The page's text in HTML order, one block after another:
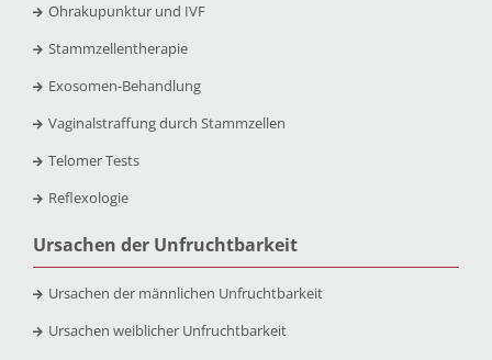
Ohrakupunktur und IVF
Stammzellentherapie
Exosomen-Behandlung
Vaginalstraffung durch Stammzellen
Telomer Tests
Reflexologie
Ursachen der Unfruchtbarkeit
Ursachen der männlichen Unfruchtbarkeit
Ursachen weiblicher Unfruchtbarkeit